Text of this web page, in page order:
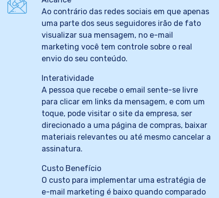
Ao contrário das redes sociais em que apenas
uma parte dos seus seguidores irão de fato
visualizar sua mensagem, no e-mail
marketing você tem controle sobre o real
envio do seu conteúdo.
Interatividade
A pessoa que recebe o email sente-se livre
para clicar em links da mensagem, e com um
toque, pode visitar o site da empresa, ser
direcionado a uma página de compras, baixar
materiais relevantes ou até mesmo cancelar a
assinatura.
Custo Benefício
O custo para implementar uma estratégia de
e-mail marketing é baixo quando comparado